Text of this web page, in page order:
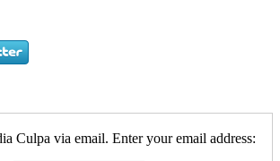
Culpa via email. Enter your email address: